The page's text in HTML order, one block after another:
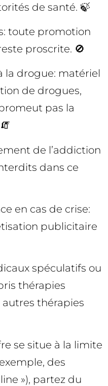
de santé. 🍃
toute promotion
proscrite. 🚫
la drogue: matériel
de drogues,
pas la
de l’addiction
dans ce
en cas de crise:
publicitaire
spéculatifs ou
thérapies
thérapies
se situe à la limite
des
»), partez du